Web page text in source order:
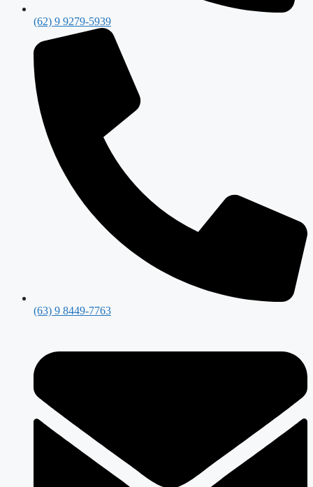
(62) 9 9279-5939
(63) 9 8449-7763